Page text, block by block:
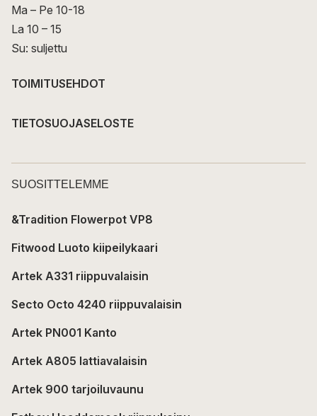
Ma – Pe 10-18
La 10 – 15
Su: suljettu
TOIMITUSEHDOT
TIETOSUOJASELOSTE
SUOSITTELEMME
&Tradition Flowerpot VP8
Fitwood Luoto kiipeilykaari
Artek A331 riippuvalaisin
Secto Octo 4240 riippuvalaisin
Artek PN001 Kanto
Artek A805 lattiavalaisin
Artek 900 tarjoiluvaunu